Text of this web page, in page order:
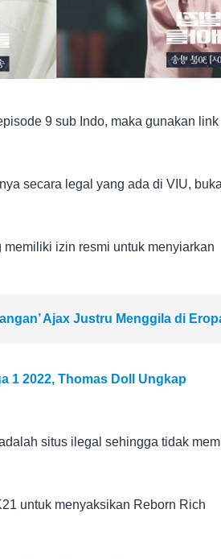
9 sub Indo, maka gunakan link
secara legal yang ada di VIU,
izin resmi untuk menyiarkan
Ajax Justru Menggila di
1 2022, Thomas Doll Ungkap
situs ilegal sehingga tidak
untuk menyaksikan Reborn Rich